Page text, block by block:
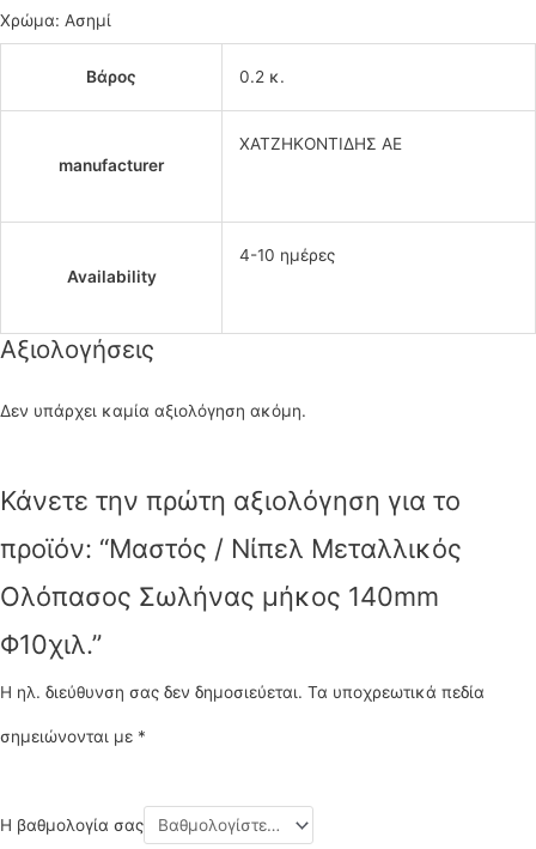
Χρώμα: Ασημί
Βάρος 0.2 κ.
manufacturer
ΧΑΤΖΗΚΟΝΤΙΔΗΣ ΑΕ
Availability
4-10 ημέρες
Αξιολογήσεις
Δεν υπάρχει καμία αξιολόγηση ακόμη.
Κάνετε την πρώτη αξιολόγηση για το
προϊόν: “Μαστός / Νίπελ Μεταλλικός
Ολόπασος Σωλήνας μήκος 140mm
Φ10χιλ.”
Η ηλ. διεύθυνση σας δεν δημοσιεύεται. Τα υποχρεωτικά πεδία
σημειώνονται με *
Η βαθμολογία σας